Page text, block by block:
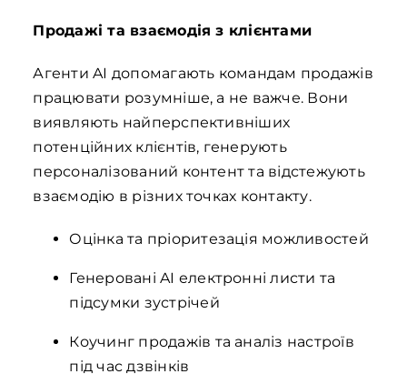
Продажі та взаємодія з клієнтами
Агенти AI допомагають командам продажів
працювати розумніше, а не важче. Вони
виявляють найперспективніших
потенційних клієнтів, генерують
персоналізований контент та відстежують
взаємодію в різних точках контакту.
Оцінка та пріоритезація можливостей
Генеровані AI електронні листи та
підсумки зустрічей
Коучинг продажів та аналіз настроїв
під час дзвінків